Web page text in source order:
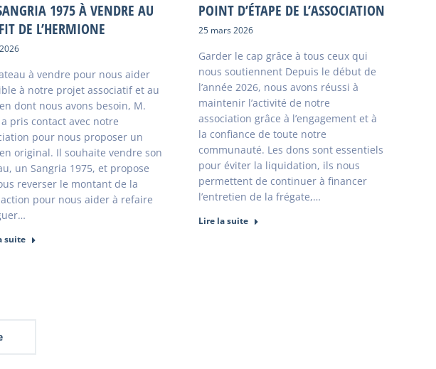
1975 À VENDRE AU
DE L’HERMIONE
à vendre pour nous aider
à notre projet associatif et au
dont nous avons besoin, M.
a pris contact avec notre
pour nous proposer un
original. Il souhaite vendre son
un Sangria 1975, et propose
reverser le montant de la
pour nous aider à refaire
suite
POINT D’ÉTAPE DE L’ASSOCIATION
25 mars 2026
Garder le cap grâce à tous ceux qui
nous soutiennent Depuis le début de
l’année 2026, nous avons réussi à
maintenir l’activité de notre
association grâce à l’engagement et à
la confiance de toute notre
communauté. Les dons sont essentiels
pour éviter la liquidation, ils nous
permettent de continuer à financer
l’entretien de la frégate,…
Lire la suite